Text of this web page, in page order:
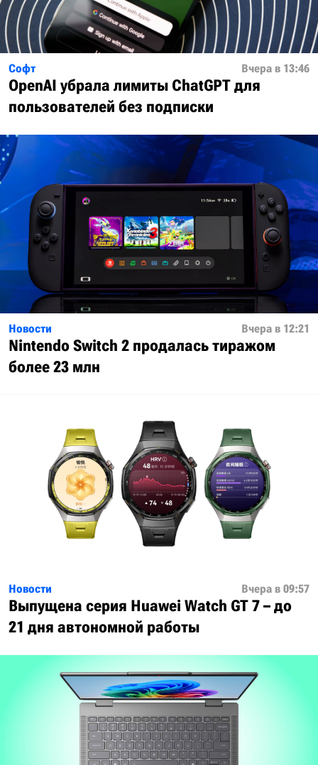
Софт Вчера в 13:46
OpenAI убрала лимиты ChatGPT для
пользователей без подписки
Новости Вчера в 12:21
Nintendo Switch 2 продалась тиражом
более 23 млн
Новости Вчера в 09:57
Выпущена серия Huawei Watch GT 7 – до
21 дня автономной работы